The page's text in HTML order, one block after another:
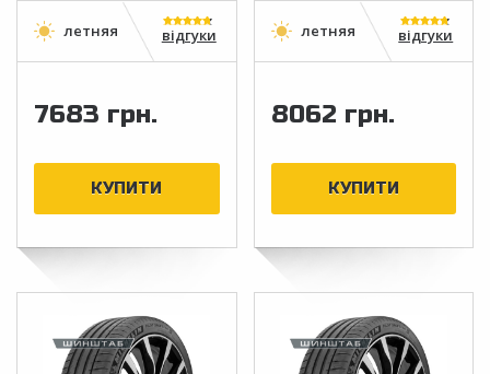
відгуки
7683 грн.
відгуки
8062 грн.